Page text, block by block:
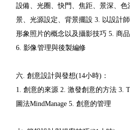
設備、光圈、快門、焦距、景深、色
景、光源設定、背景擺設 3. 以設計
形象照片的概念以及攝影技巧 5. 商
6. 影像管理與後製編修
六. 創意設計與發想(14小時)：
1. 創意的來源 2. 激發創意的方法 3.
圖法MindManage 5. 創意的管理